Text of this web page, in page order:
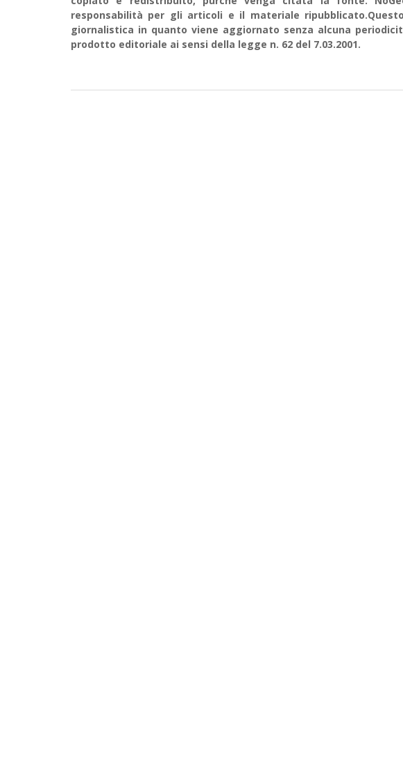
responsabilità per gli articoli e il materiale
giornalistica in quanto viene aggiornato senza alcuna
prodotto editoriale ai sensi della legge n. 62 del 7.03.2001.